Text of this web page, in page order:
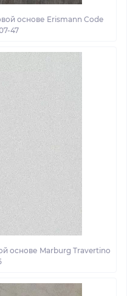
основе Erismann Code
47
основе Marburg Travertino